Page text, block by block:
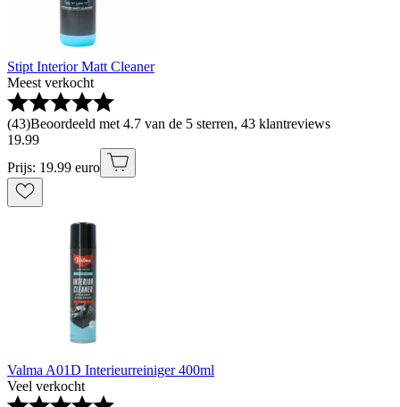
Stipt Interior Matt Cleaner
Meest verkocht
(43)Beoordeeld met 4.7 van de 5 sterren, 43 klantreviews
19.99
Prijs: 19.99 euro
Valma A01D Interieurreiniger 400ml
Veel verkocht